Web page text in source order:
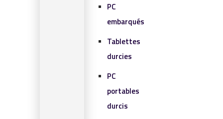
PC
embarqués
Tablettes
durcies
PC
portables
durcis